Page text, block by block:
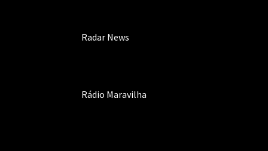
Radar News
Rádio Maravilha